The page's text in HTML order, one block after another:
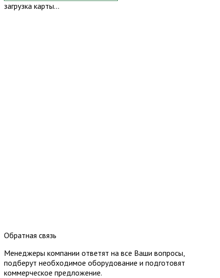
загрузка карты...
Обратная связь
Менеджеры компании ответят на все Ваши вопросы,
подберут необходимое оборудование и подготовят
коммерческое предложение.